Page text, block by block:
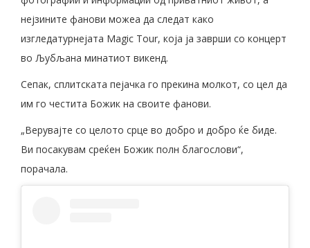
нејзините фанови можеа да следат како
изгледатурнејата Magic Tour, која ја заврши со концерт
во Љубљана минатиот викенд.
Сепак, сплитската пејачка го прекина молкот, со цел да
им го честита Божик на своите фанови.
„Верувајте со целото срце во добро и добро ќе биде.
Ви посакувам среќен Божик полн благослови“,
порачала.